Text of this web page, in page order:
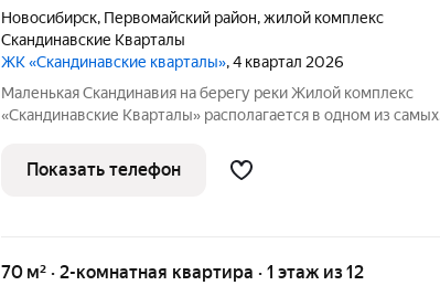
Новосибирск, Первомайский район,жилой комплекс
Скандинавские Кварталы
ЖК «Скандинавские кварталы», 4 квартал 2026
Маленькая Скандинавия на берегу реки Жилой комплекс
«Скандинавские Кварталы» располагается в одном из самых
ней открываются прекрасные виды на холмы и нетронутую
природу. Уникальная
Показать телефон
70 м² · 2-комнатная квартира · 1 этаж из 12